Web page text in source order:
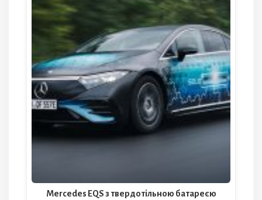
Mercedes EQS з твердотільною батареєю